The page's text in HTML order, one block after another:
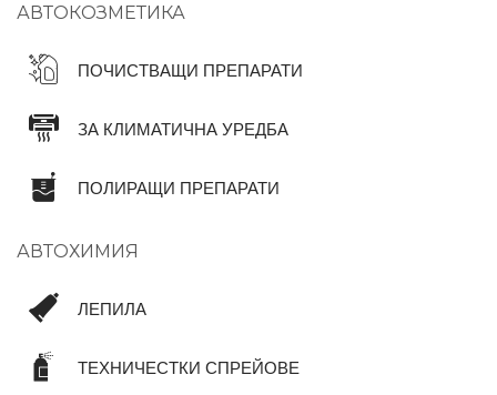
АВТОКОЗМЕТИКА
ПОЧИСТВАЩИ ПРЕПАРАТИ
ЗА КЛИМАТИЧНА УРЕДБА
ПОЛИРАЩИ ПРЕПАРАТИ
АВТОХИМИЯ
ЛЕПИЛА
ТЕХНИЧЕСТКИ СПРЕЙОВЕ